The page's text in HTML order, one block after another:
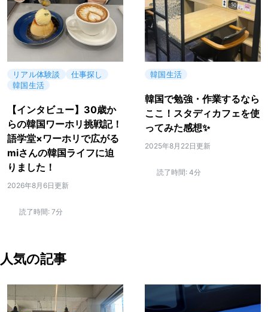
リアル体験談
仕事探し
韓国生活
【インタビュー】30歳か
らの韓国ワーホリ挑戦記！
語学堂×ワーホリで広がる
miさんの韓国ライフに迫
りました！
2026年8月6日更新
読了時間: 7分
韓国生活
韓国で勉強・作業するなら
ここ！スタディカフェを使
ってみた感想✨
2025年8月22日更新
読了時間: 4分
人気の記事